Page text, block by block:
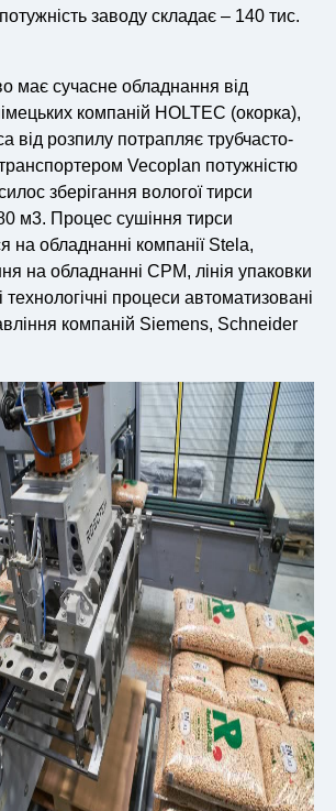
заводу складає – 140 тис.
має сучасне обладнання від
компаній HOLTEC (окорка),
від розпилу потрапляє трубчасто-
Vecoplan потужністю
зберігання вологої тирси
м3. Процес сушіння тирси
на обладнанні компанії Stela,
на обладнанні CPM, лінія упаковки
технологічні процеси автоматизовані
компаній Siemens, Schneider